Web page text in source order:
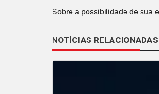
Sobre a possibilidade de sua
NOTÍCIAS RELACIONADAS